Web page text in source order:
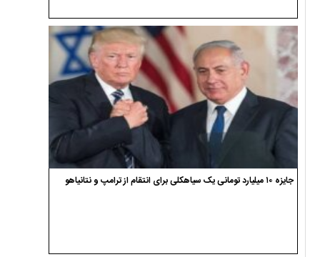
جایزه ۱۰ میلیارد تومانی یک سیاهکلی برای انتقام از ترامپ و نتانیاهو